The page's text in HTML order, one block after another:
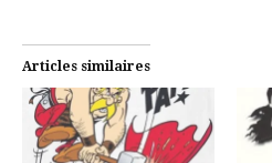
Articles similaires